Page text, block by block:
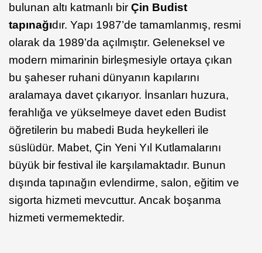
bulunan altı katmanlı bir Çin Budist
tapınağıdır. Yapı 1987’de tamamlanmış, resmi
olarak da 1989’da açılmıştır. Geleneksel ve
modern mimarinin birleşmesiyle ortaya çıkan
bu şaheser ruhani dünyanın kapılarını
aralamaya davet çıkarıyor. İnsanları huzura,
ferahlığa ve yükselmeye davet eden Budist
öğretilerin bu mabedi Buda heykelleri ile
süslüdür. Mabet, Çin Yeni Yıl Kutlamalarını
büyük bir festival ile karşılamaktadır. Bunun
dışında tapınağın evlendirme, salon, eğitim ve
sigorta hizmeti mevcuttur. Ancak boşanma
hizmeti vermemektedir.